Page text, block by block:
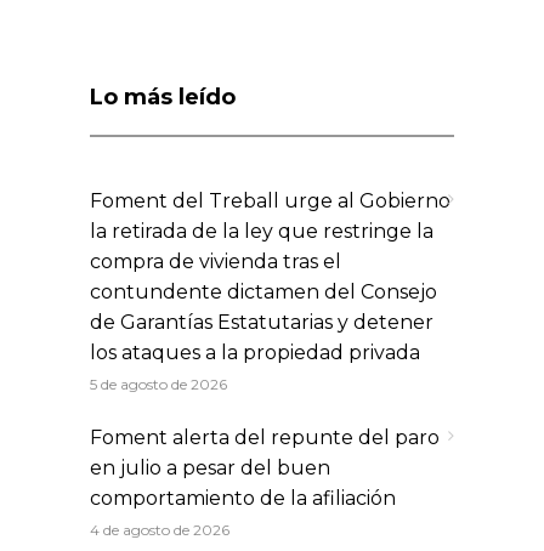
Lo más leído
Foment del Treball urge al Gobierno
la retirada de la ley que restringe la
compra de vivienda tras el
contundente dictamen del Consejo
de Garantías Estatutarias y detener
los ataques a la propiedad privada
5 de agosto de 2026
Foment alerta del repunte del paro
en julio a pesar del buen
comportamiento de la afiliación
4 de agosto de 2026